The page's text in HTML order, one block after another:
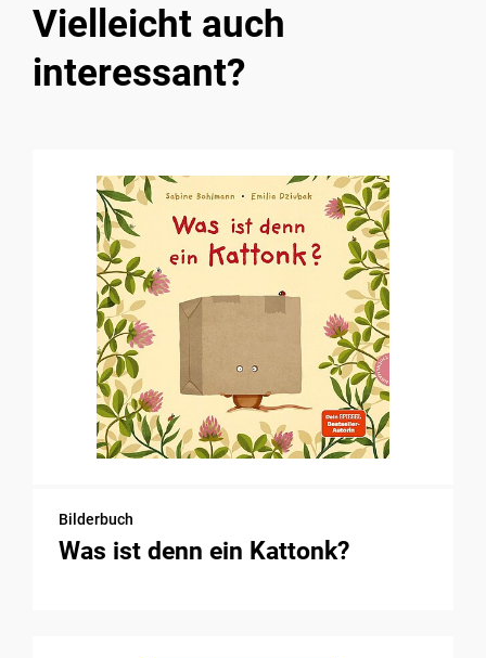
Vielleicht auch
interessant?
Bilderbuch
Was ist denn ein Kattonk?